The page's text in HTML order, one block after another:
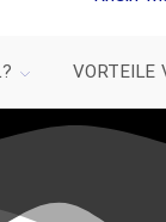
VORTEILE